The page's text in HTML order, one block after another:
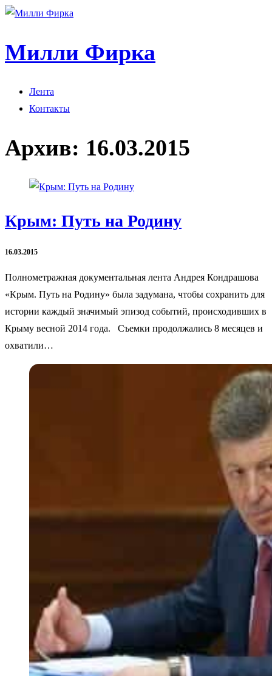
Милли Фирка
Лента
Контакты
Архив: 16.03.2015
Крым: Путь на Родину
16.03.2015
Полнометражная документальная лента Андрея Кондрашова
«Крым. Путь на Родину» была задумана, чтобы сохранить для
истории каждый значимый эпизод событий, происходивших в
Крыму весной 2014 года. Съемки продолжались 8 месяцев и
охватили…